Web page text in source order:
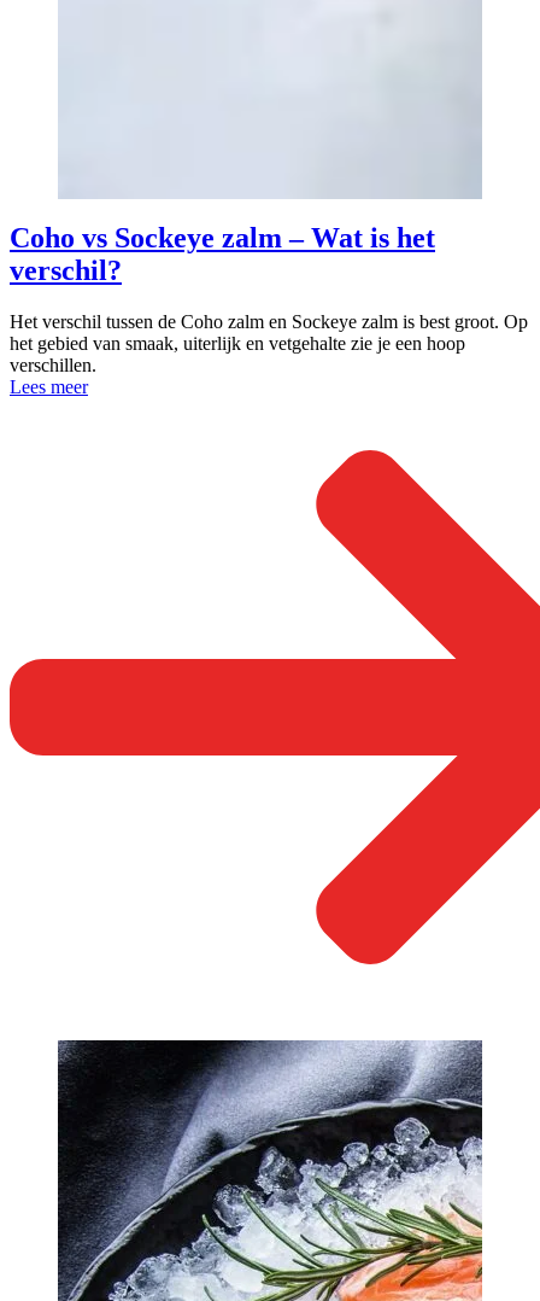
Coho vs Sockeye zalm – Wat is het
verschil?
Het verschil tussen de Coho zalm en Sockeye zalm is best groot. Op
het gebied van smaak, uiterlijk en vetgehalte zie je een hoop
verschillen.
Lees meer